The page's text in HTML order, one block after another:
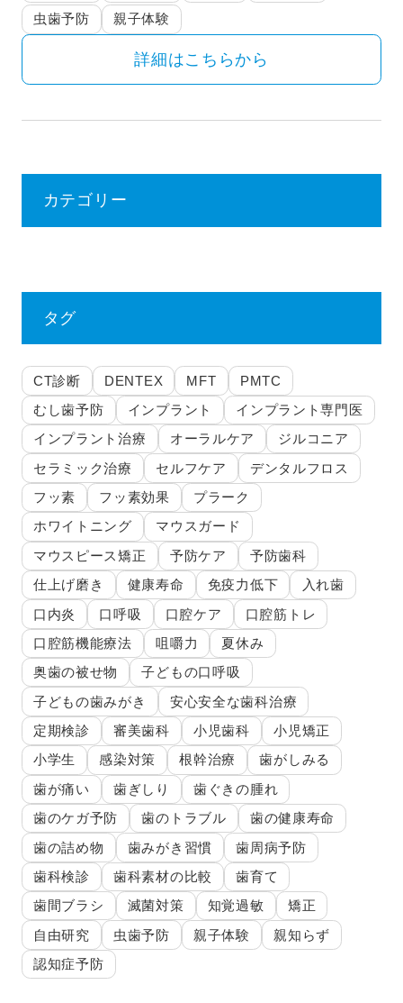
虫歯予防 親子体験
詳細はこちらから
カテゴリー
タグ
CT診断 DENTEX MFT
PMTC
むし歯予防
インプラント
インプラント専門医
インプラント治療
オーラルケア
ジルコニア
セラミック治療
セルフケア
デンタルフロス
フッ素
フッ素効果
プラーク
ホワイトニング
マウスガード
マウスピース矯正
予防ケア
予防歯科
仕上げ磨き
健康寿命 免疫力低下
入れ歯
口内炎
口呼吸 口腔ケア
口腔筋トレ
口腔筋機能療法
咀嚼力
夏休み
奥歯の被せ物
子どもの口呼吸
子どもの歯みがき
安心安全な歯科治療
定期検診
審美歯科 小児歯科
小児矯正
小学生
感染対策 根幹治療
歯がしみる
歯が痛い
歯ぎしり
歯ぐきの腫れ
歯のケガ予防
歯のトラブル
歯の健康寿命
歯の詰め物
歯みがき習慣
歯周病予防
歯科検診
歯科素材の比較
歯育て
歯間ブラシ
滅菌対策 知覚過敏
矯正
自由研究
虫歯予防 親子体験
親知らず
認知症予防